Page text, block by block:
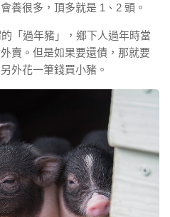
養很多，頂多就是 1、2 頭。
「過年豬」，鄉下人過年時當
賣。但是如果要還債，那就要
外花一筆錢買小豬。